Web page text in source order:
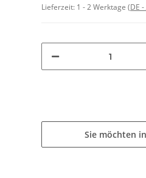
Lieferzeit: 1 - 2 Werktage (DE
Sie möchten